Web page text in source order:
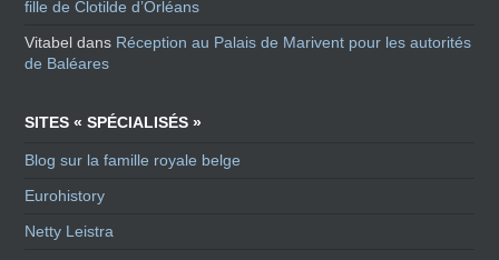
fille de Clotilde d’Orléans
Vitabel dans Réception au Palais de Marivent pour les autorités
de Baléares
SITES « SPÉCIALISÉS »
Blog sur la famille royale belge
Eurohistory
Netty Leistra